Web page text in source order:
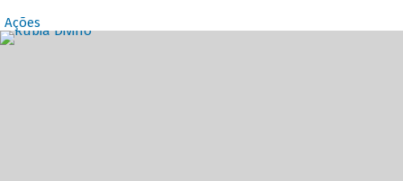
Ações
Destaques